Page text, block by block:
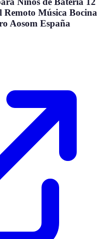
Música Bocina
Aosom España